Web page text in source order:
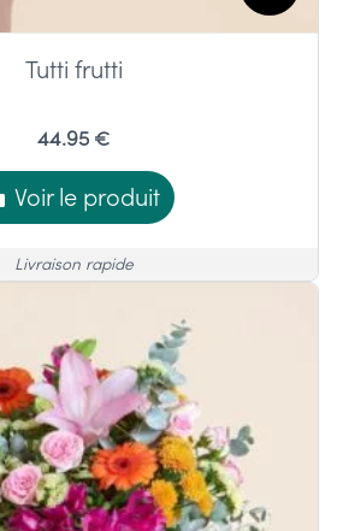
Tutti frutti
44.95 €
Voir le produit
Livraison rapide